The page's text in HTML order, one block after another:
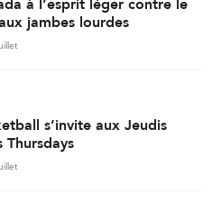
à l’esprit léger contre le
jambes lourdes
s’invite aux Jeudis
Thursdays